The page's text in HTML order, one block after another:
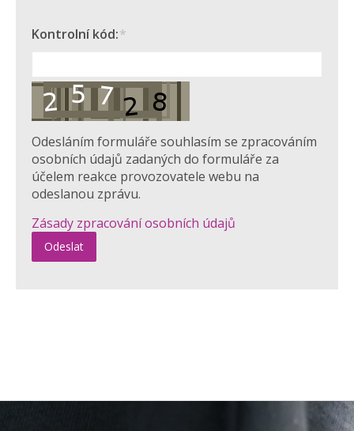
*
Kontrolní kód:
Odesláním formuláře souhlasím se zpracováním
osobních údajů zadaných do formuláře za
účelem reakce provozovatele webu na
odeslanou zprávu.
Zásady zpracování osobních údajů